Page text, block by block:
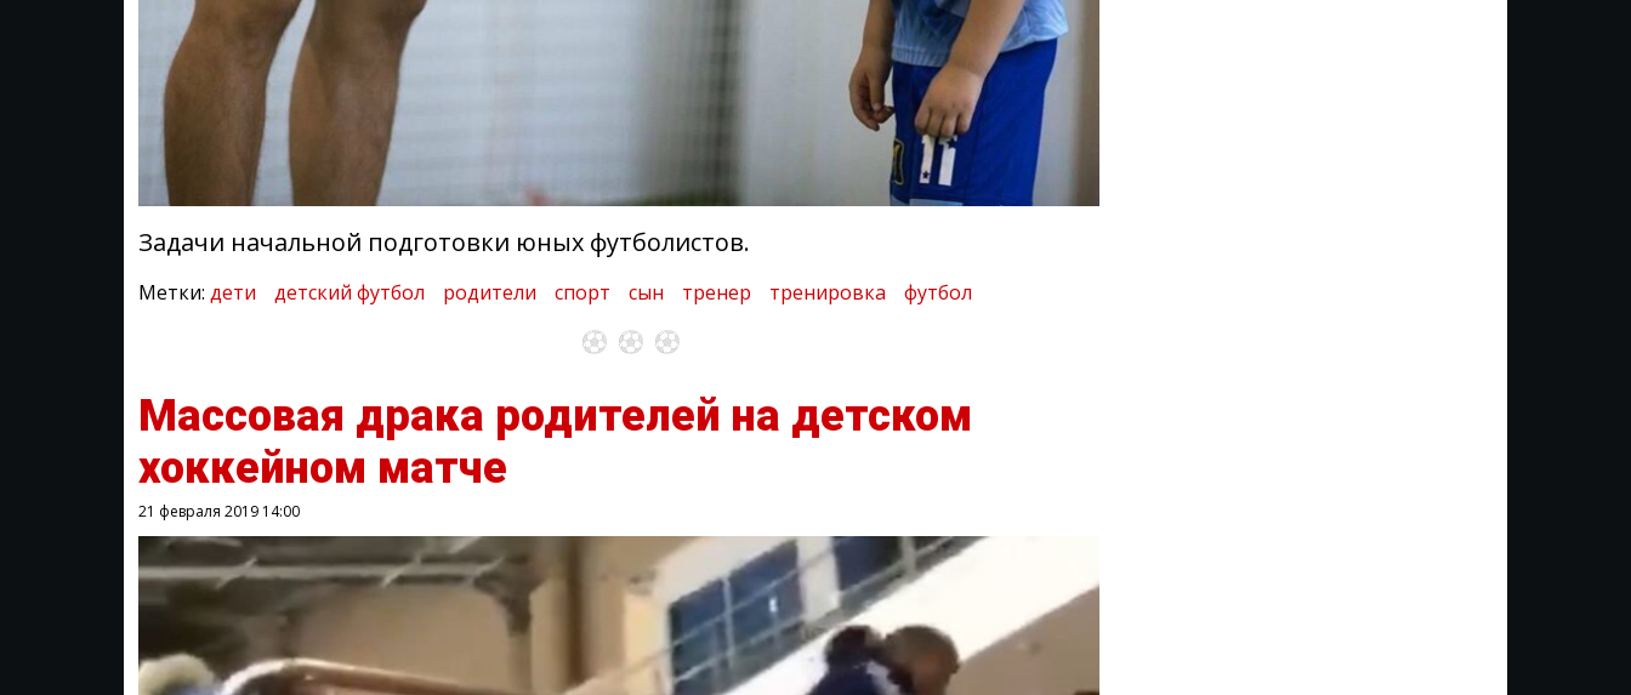
Задачи начальной подготовки юных футболистов.
Метки: дети детский футбол родители спорт сын тренер тренировка футбол
Массовая драка родителей на детском
хоккейном матче
21 февраля 2019 14:00